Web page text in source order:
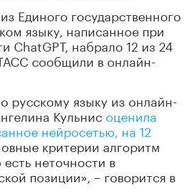
Единого государственного
языку, написанное при
ChatGPT, набрало 12 из 24
сообщили в онлайн-
русскому языку из онлайн-
Кульнисоценила
нейросетью, на 12
критерии алгоритм
неточности в
позиции», – говорится в